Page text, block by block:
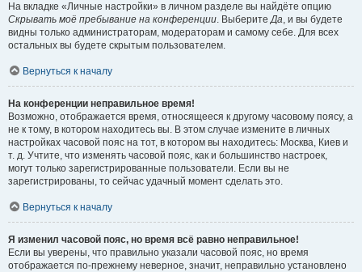
На вкладке «Личные настройки» в личном разделе вы найдёте опцию
Скрывать моё пребывание на конференции. ВыберитеДа, и вы будете
видны только администраторам, модераторам и самому себе. Для всех
остальных вы будете скрытым пользователем.
Вернуться к началу
На конференции неправильное время!
Возможно, отображается время, относящееся к другому часовому поясу, а
не к тому, в котором находитесь вы. В этом случае измените в личных
настройках часовой пояс на тот, в котором вы находитесь: Москва, Киев и
т. д. Учтите, что изменять часовой пояс, как и большинство настроек,
могут только зарегистрированные пользователи. Если вы не
зарегистрированы, то сейчас удачный момент сделать это.
Вернуться к началу
Я изменил часовой пояс, но время всё равно неправильное!
Если вы уверены, что правильно указали часовой пояс, но время
отображается по-прежнему неверное, значит, неправильно установлено